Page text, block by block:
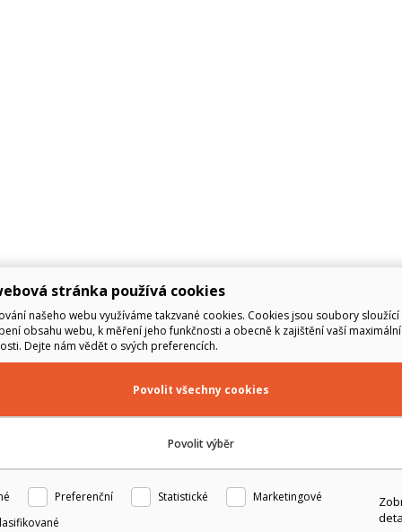
stránka používá cookies
našeho webu využíváme takzvané cookies. Cookies jsou soubory sloužící
obsahu webu, k měření jeho funkčnosti a obecně k zajištění vaší maximální
Dejte nám vědět o svých preferencích.
Povolit výběr
Povolit všechny cookies
Preferenční Statistické
Marketingové